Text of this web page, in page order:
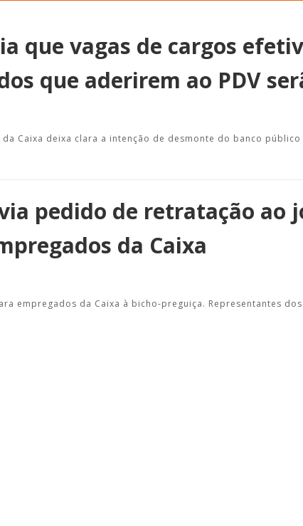
que vagas de cargos
que aderirem ao PDV
Caixa deixa clara a intenção de desmonte do banco público
pedido de retratação ao
da Caixa
empregados da Caixa à bicho-preguiça. Representantes
Aproveite a